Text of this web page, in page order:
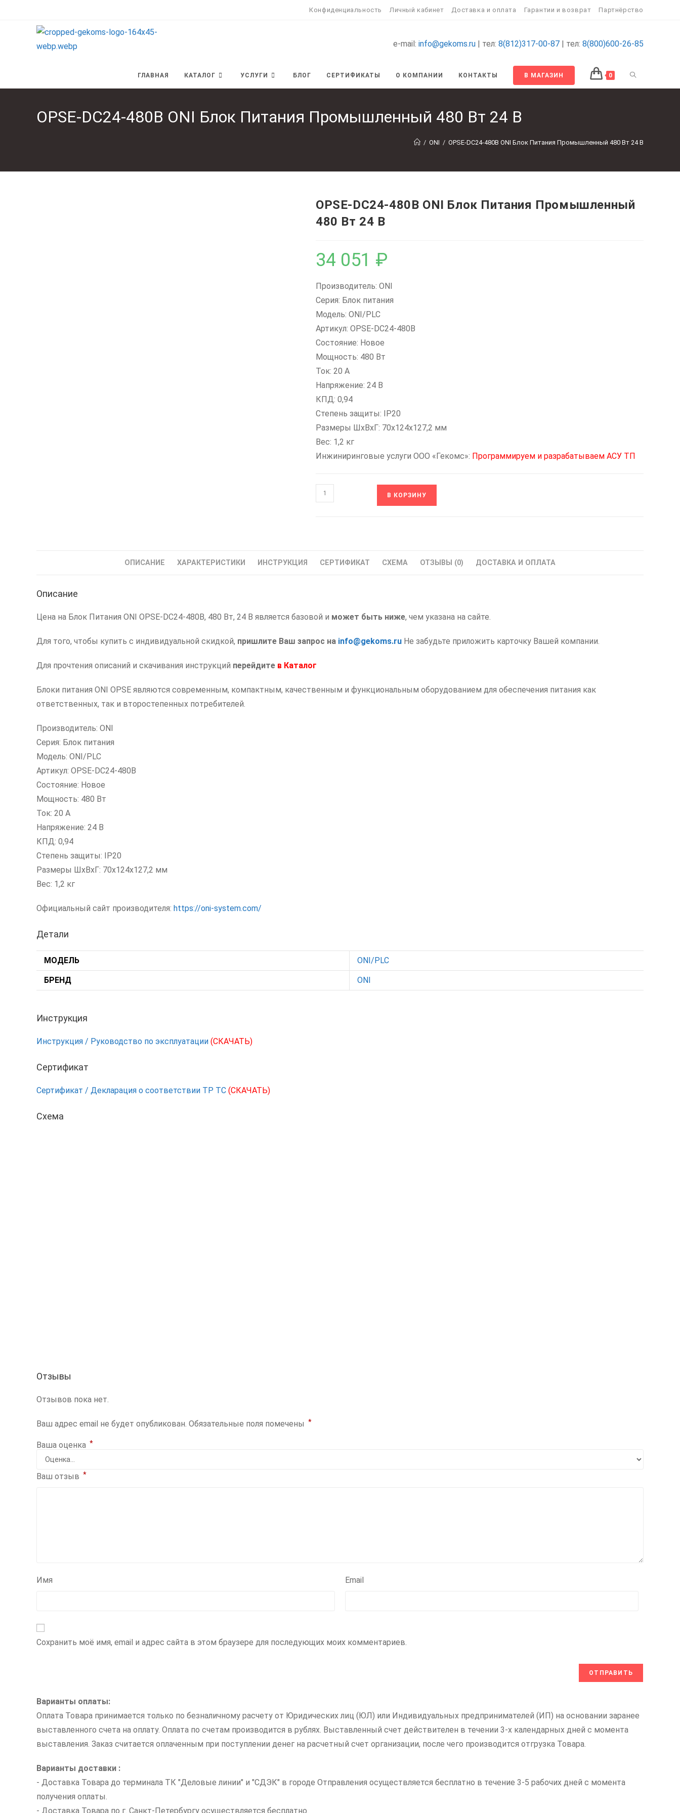
содержимому
Конфиденциальность Личный кабинет Доставка и оплата Гарантии и возврат Партнёрство
e-mail: info@gekoms.ru | тел: 8(812)317-00-87 | тел: 8(800)600-26-85
ГЛАВНАЯ КАТАЛОГ УСЛУГИ БЛОГ СЕРТИФИКАТЫ О КОМПАНИИ КОНТАКТЫ В МАГАЗИН 0
OPSE-DC24-480B ONI Блок Питания Промышленный 480 Вт 24 В
/ ONI / OPSE-DC24-480B ONI Блок Питания Промышленный 480 Вт 24 В
OPSE-DC24-480B ONI Блок Питания Промышленный
480 Вт 24 В
34 051 ₽
Производитель: ONI
Серия: Блок питания
Модель: ONI/PLC
Артикул: OPSE-DC24-480B
Состояние: Новое
Мощность: 480 Вт
Ток: 20 А
Напряжение: 24 В
КПД: 0,94
Степень защиты: IP20
Размеры ШxВxГ: 70x124x127,2 мм
Вес: 1,2 кг
Инжиниринговые услуги ООО «Гекомс»: Программируем и разрабатываем АСУ ТП
Количество
товара
Блок
Вт
В
В КОРЗИНУ
ОПИСАНИЕ ХАРАКТЕРИСТИКИ ИНСТРУКЦИЯ СЕРТИФИКАТ СХЕМА ОТЗЫВЫ (0) ДОСТАВКА И ОПЛАТА
Описание
Цена на Блок Питания ONI OPSE-DC24-480B, 480 Вт, 24 В является базовой и может быть ниже, чем указана на сайте.
Для того, чтобы купить с индивидуальной скидкой, пришлите Ваш запрос на info@gekoms.ru Не забудьте приложить карточку Вашей компании.
Для прочтения описаний и скачивания инструкций перейдите в Каталог
Блоки питания ONI OPSE являются современным, компактным, качественным и функциональным оборудованием для обеспечения питания как
ответственных, так и второстепенных потребителей.
Производитель: ONI
Серия: Блок питания
Модель: ONI/PLC
Артикул: OPSE-DC24-480B
Состояние: Новое
Мощность: 480 Вт
Ток: 20 А
Напряжение: 24 В
КПД: 0,94
Степень защиты: IP20
Размеры ШxВxГ: 70x124x127,2 мм
Вес: 1,2 кг
Официальный сайт производителя: https://oni-system.com/
Детали
МОДЕЛЬ ONI/PLC
БРЕНД ONI
Инструкция
Инструкция / Руководство по эксплуатации (СКАЧАТЬ)
Сертификат
Сертификат / Декларация о соответствии ТР ТС (СКАЧАТЬ)
Схема
Отзывы
Отзывов пока нет.
Ваш адрес email не будет опубликован. Обязательные поля помечены *
Ваша оценка *
Ваш отзыв *
Имя Email
Сохранить моё имя, email и адрес сайта в этом браузере для последующих моих комментариев.
Варианты оплаты:
Оплата Товара принимается только по безналичному расчету от Юридических лиц (ЮЛ) или Индивидуальных предпринимателей (ИП) на основании заранее
выставленного счета на оплату. Оплата по счетам производится в рублях. Выставленный счет действителен в течении 3-х календарных дней с момента
выставления. Заказ считается оплаченным при поступлении денег на расчетный счет организации, после чего производится отгрузка Товара.
Варианты доставки :
- Доставка Товара до терминала ТК "Деловые линии" и "СДЭК" в городе Отправления осуществляется бесплатно в течение 3-5 рабочих дней с момента
получения оплаты.
- Доставка Товара по г. Санкт-Петербургу осуществляется бесплатно.